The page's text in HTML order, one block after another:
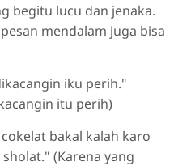
begitu lucu dan jenaka.
mendalam juga bisa
iku perih."
itu perih)
bakal kalah karo
(Karena yang